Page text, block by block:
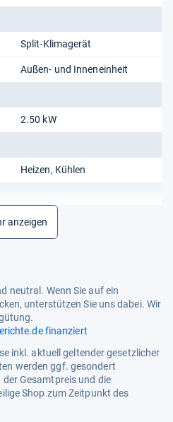
Split-Klimagerät
Außen- und Inneneinheit
2.50 kW
Heizen, Kühlen
A+++
5.1
8.5
anzeigen
neutral. Wenn Sie auf ein
unterstützen Sie uns dabei. Wir
finanziert
inkl. aktuell geltender gesetzlicher
werden ggf. gesondert
Gesamtpreis und die
Shop zum Zeitpunkt des